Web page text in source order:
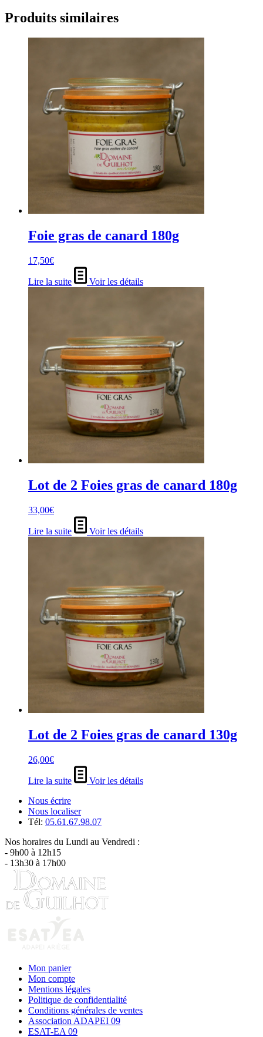
Produits similaires
Foie gras de canard 180g
17,50€
Lire la suite Voir les détails
Lot de 2 Foies gras de canard 180g
33,00€
Lire la suite Voir les détails
Lot de 2 Foies gras de canard 130g
26,00€
Lire la suite
Voir les détails
Nous écrire
Nous localiser
Tél: 05.61.67.98.07
Nos horaires du Lundi au Vendredi :
- 9h00 à 12h15
- 13h30 à 17h00
Mon panier
Mon compte
Mentions légales
Politique de confidentialité
Conditions générales de ventes
Association ADAPEI 09
ESAT-EA 09